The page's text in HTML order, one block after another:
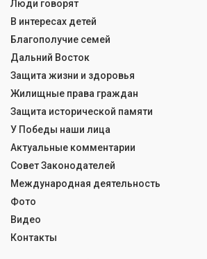
Люди говорят
В интересах детей
Благополучие семей
Дальний Восток
Защита жизни и здоровья
Жилищные права граждан
Защита исторической памяти
У Победы наши лица
Актуальные комментарии
Совет Законодателей
Международная деятельность
Фото
Видео
Контакты